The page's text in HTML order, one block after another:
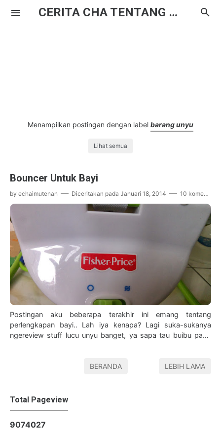
CERITA CHA TENTANG HAL BIASA
Menampilkan postingan dengan label barang unyu
Lihat semua
Bouncer Untuk Bayi
by echaimutenan Diceritakan pada Januari 18, 2014 10 komentar
Postingan aku beberapa terakhir ini emang tentang
perlengkapan bayi.. Lah iya kenapa? Lagi suka-sukanya
ngereview stuff lucu unyu banget, ya sapa tau buibu pada
BERANDA LEBIH LAMA
Total Pageview
9074027